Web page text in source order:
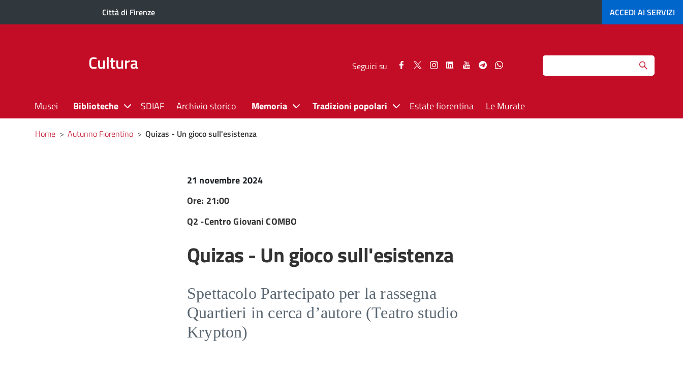
Città di Firenze ACCEDI AI SERVIZI
Cultura Seguici su
Seguici SeguiciSeguici Seguici SeguiciSeguiciSeguici
Search
Musei Biblioteche SDIAF Archivio storico Memoria Tradizioni popolari Estate fiorentina Le Murate
Briciole
di
Home> Autunno Fiorentino> Quizas - Un gioco sull'esistenza
21 novembre 2024
Ore: 21:00
Q2 -Centro Giovani COMBO
Quizas - Un gioco sull'esistenza
Spettacolo Partecipato per la rassegna
Quartieri in cerca d’autore (Teatro studio
Krypton)